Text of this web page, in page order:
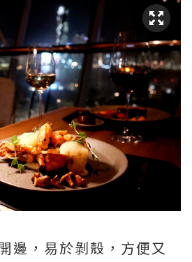
邊，易於剝殼，方便又